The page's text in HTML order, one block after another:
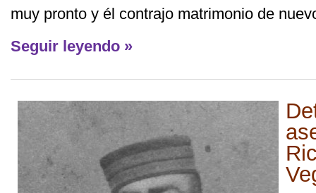
muy pronto y él contrajo matrimonio de
Seguir leyendo »